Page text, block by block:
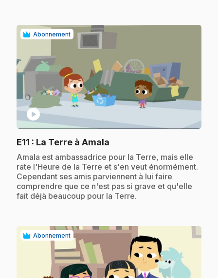
Abonnement
play_circle
E11 : La Terre à Amala
.Amala est ambassadrice pour la Terre, mais elle
rate l'Heure de la Terre et s'en veut énormément.
Cependant ses amis parviennent à lui faire
comprendre que ce n'est pas si grave et qu'elle
fait déjà beaucoup pour la Terre.
Abonnement